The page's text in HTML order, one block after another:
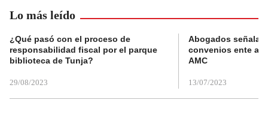
Lo más leído
¿Qué pasó con el proceso de
responsabilidad fiscal por el parque
biblioteca de Tunja?
29/08/2023
Abogados
convenios ente
AMC
13/07/2023